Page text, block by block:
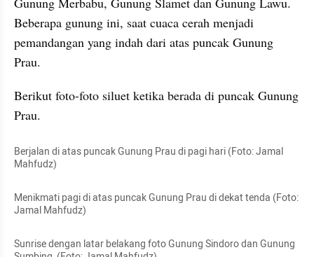
Beberapa gunung ini, saat cuaca cerah menjadi
pemandangan yang indah dari atas puncak Gunung
Prau.
Berikut foto-foto siluet ketika berada di puncak Gunung
Prau.
Berjalan di atas puncak Gunung Prau di pagi hari (Foto: Jamal
Mahfudz)
Menikmati pagi di atas puncak Gunung Prau di dekat tenda (Foto:
Jamal Mahfudz)
Sunrise dengan latar belakang foto Gunung Sindoro dan Gunung